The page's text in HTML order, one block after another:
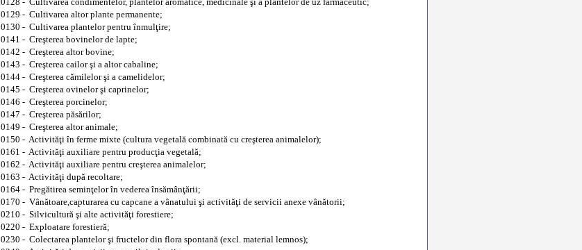
0129 - Cultivarea altor plante permanente;
0130 - Cultivarea plantelor pentru înmulţire;
0141 - Creşterea bovinelor de lapte;
0142 - Creşterea altor bovine;
0143 - Creşterea cailor şi a altor cabaline;
0144 - Creşterea cămilelor şi a camelidelor;
0145 - Creşterea ovinelor şi caprinelor;
0146 - Creşterea porcinelor;
0147 - Creşterea păsărilor;
0149 - Creşterea altor animale;
0150 - Activităţi în ferme mixte (cultura vegetală combinată cu creşterea animalelor);
0161 - Activităţi auxiliare pentru producţia vegetală;
0162 - Activităţi auxiliare pentru creşterea animalelor;
0163 - Activităţi după recoltare;
0164 - Pregătirea seminţelor în vederea însămânţării;
0170 - Vânătoare,capturarea cu capcane a vânatului şi activităţi de servicii anexe vânătorii;
0210 - Silvicultură şi alte activităţi forestiere;
0220 - Exploatare forestieră;
0230 - Colectarea plantelor şi fructelor din flora spontană (excl. material lemnos);